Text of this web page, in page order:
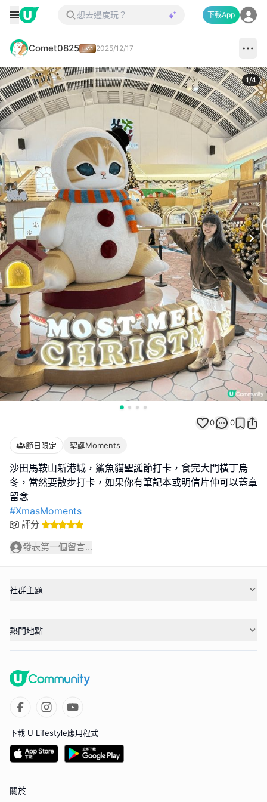
下載App
Comet0825 2025/12/17
1/4
0 0
節日限定 聖誕Moments
沙田馬鞍山新港城，鯊魚貓聖誕節打卡，食完大門橫丁烏
冬，當然要散步打卡，如果你有筆記本或明信片仲可以蓋章
#XmasMoments
評分
發表第一個留言...
社群主題
熱門地點
下載 U Lifestyle應用程式
關於